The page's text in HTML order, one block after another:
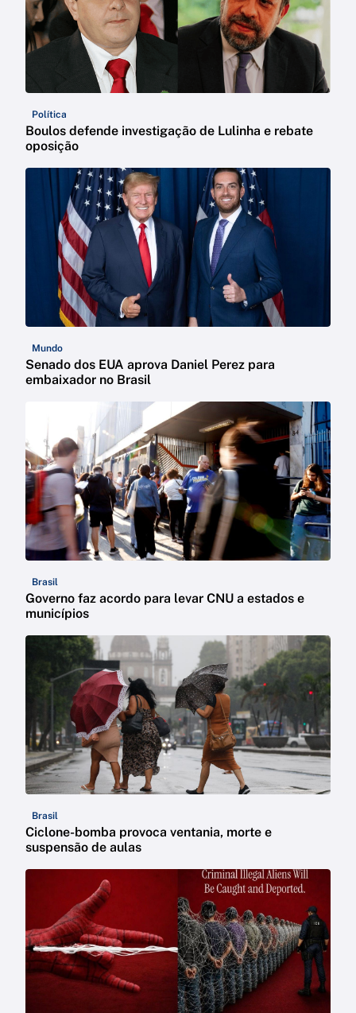
Política
Boulos defende investigação de Lulinha e rebate
oposição
Mundo
Senado dos EUA aprova Daniel Perez para
embaixador no Brasil
Brasil
Governo faz acordo para levar CNU a estados e
municípios
Brasil
Ciclone-bomba provoca ventania, morte e
suspensão de aulas